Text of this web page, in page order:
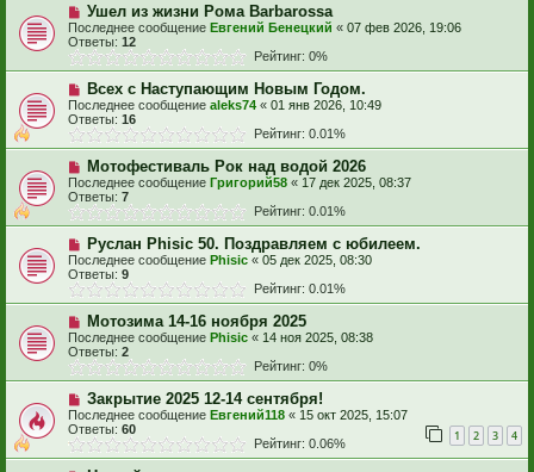
Ушел из жизни Рома Barbarossa
Последнее сообщение Евгений Бенецкий « 07 фев 2026, 19:06
Ответы: 12
Рейтинг: 0%
Всех с Наступающим Новым Годом.
Последнее сообщение aleks74 « 01 янв 2026, 10:49
Ответы: 16
Рейтинг: 0.01%
Мотофестиваль Рок над водой 2026
Последнее сообщение Григорий58 « 17 дек 2025, 08:37
Ответы: 7
Рейтинг: 0.01%
Руслан Phisic 50. Поздравляем с юбилеем.
Последнее сообщение Phisic « 05 дек 2025, 08:30
Ответы: 9
Рейтинг: 0.01%
Мотозима 14-16 ноября 2025
Последнее сообщение Phisic « 14 ноя 2025, 08:38
Ответы: 2
Рейтинг: 0%
Закрытие 2025 12-14 сентября!
Последнее сообщение Евгений118 « 15 окт 2025, 15:07
Ответы: 60 1 2 3 4
Рейтинг: 0.06%